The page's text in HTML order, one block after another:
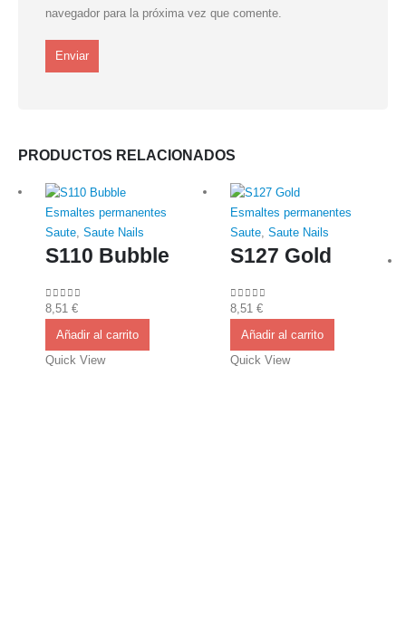
navegador para la próxima vez que comente.
PRODUCTOS RELACIONADOS
Esmaltes permanentes
Saute, Saute Nails
S110 Bubble
0out of 5
8,51 €
Añadir al carrito
Quick View
Esmaltes permanentes
Saute, Saute Nails
S127 Gold
0out of 5
8,51 €
Añadir al carrito
Quick View